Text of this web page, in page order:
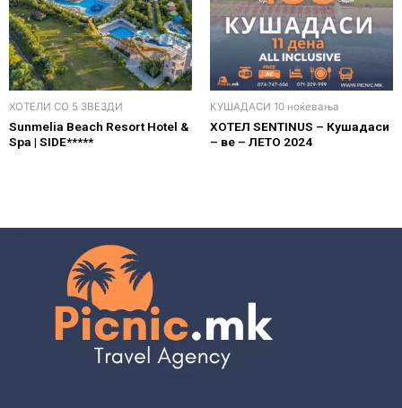
ХОТЕЛИ СО 5 ЗВЕЗДИ
Sunmelia Beach Resort Hotel &
Spa | SIDE*****
КУШАДАСИ 10 ноќевања
ХОТЕЛ SENTINUS – Кушадаси
– ве – ЛЕТО 2024